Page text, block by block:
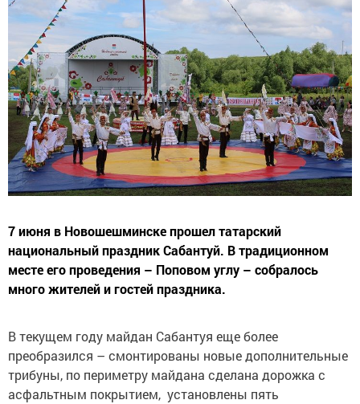
7 июня в Новошешминске прошел татарский
национальный праздник Сабантуй. В традиционном
месте его проведения – Поповом углу – собралось
много жителей и гостей праздника.
В текущем году майдан Сабантуя еще более
преобразился – смонтированы новые дополнительные
трибуны, по периметру майдана сделана дорожка с
асфальтным покрытием, установлены пять